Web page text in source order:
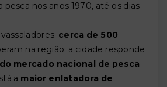
pesca nos anos 1970, até os dias
cerca de 500
na região; a cidade responde
mercado nacional de pesca
a maior enlatadora de